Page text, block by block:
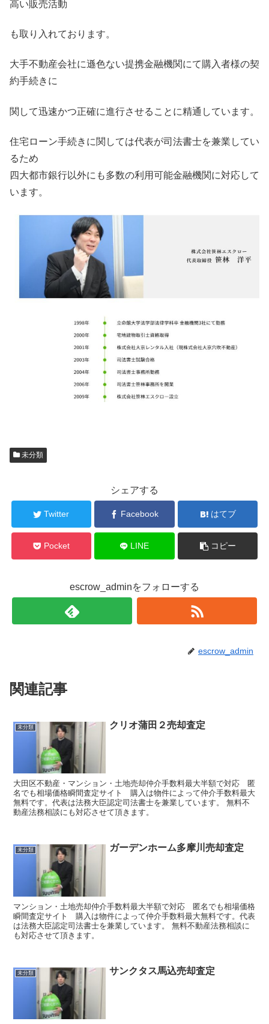
高い販売活動
も取り入れております。
大手不動産会社に遜色ない提携金融機関にて購入者様の契
約手続きに
関して迅速かつ正確に進行させることに精通しています。
住宅ローン手続きに関しては代表が司法書士を兼業してい
るため
四大都市銀行以外にも多数の利用可能金融機関に対応して
います。
未分類
シェアする
Twitter Facebook はてブ
Pocket LINE コピー
escrow_adminをフォローする
escrow_admin
関連記事
未分類 クリオ蒲田２売却査定
大田区不動産・マンション・土地売却仲介手数料最大半額で対応 匿
名でも相場価格瞬間査定サイト 購入は物件によって仲介手数料最大
無料です。代表は法務大臣認定司法書士を兼業しています。 無料不
動産法務相談にも対応させて頂きます。
未分類 ガーデンホーム多摩川売却査定
マンション・土地売却仲介手数料最大半額で対応 匿名でも相場価格
瞬間査定サイト 購入は物件によって仲介手数料最大無料です。代表
は法務大臣認定司法書士を兼業しています。 無料不動産法務相談に
も対応させて頂きます。
未分類 サンクタス馬込売却査定